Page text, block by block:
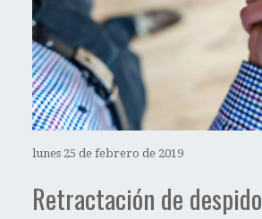
lunes 25 de febrero de 2019
Retractación de despido